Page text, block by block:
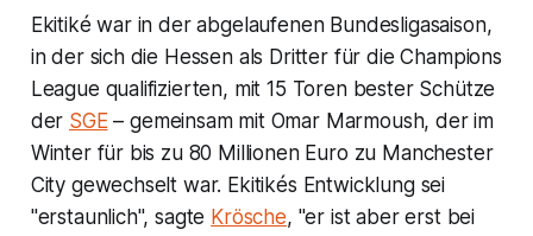
Ekitiké war in der abgelaufenen Bundesligasaison,
in der sich die Hessen als Dritter für die Champions
League qualifizierten, mit 15 Toren bester Schütze
der SGE – gemeinsam mit Omar Marmoush, der im
Winter für bis zu 80 Millionen Euro zu Manchester
City gewechselt war. Ekitikés Entwicklung sei
"erstaunlich", sagte Krösche, "er ist aber erst bei